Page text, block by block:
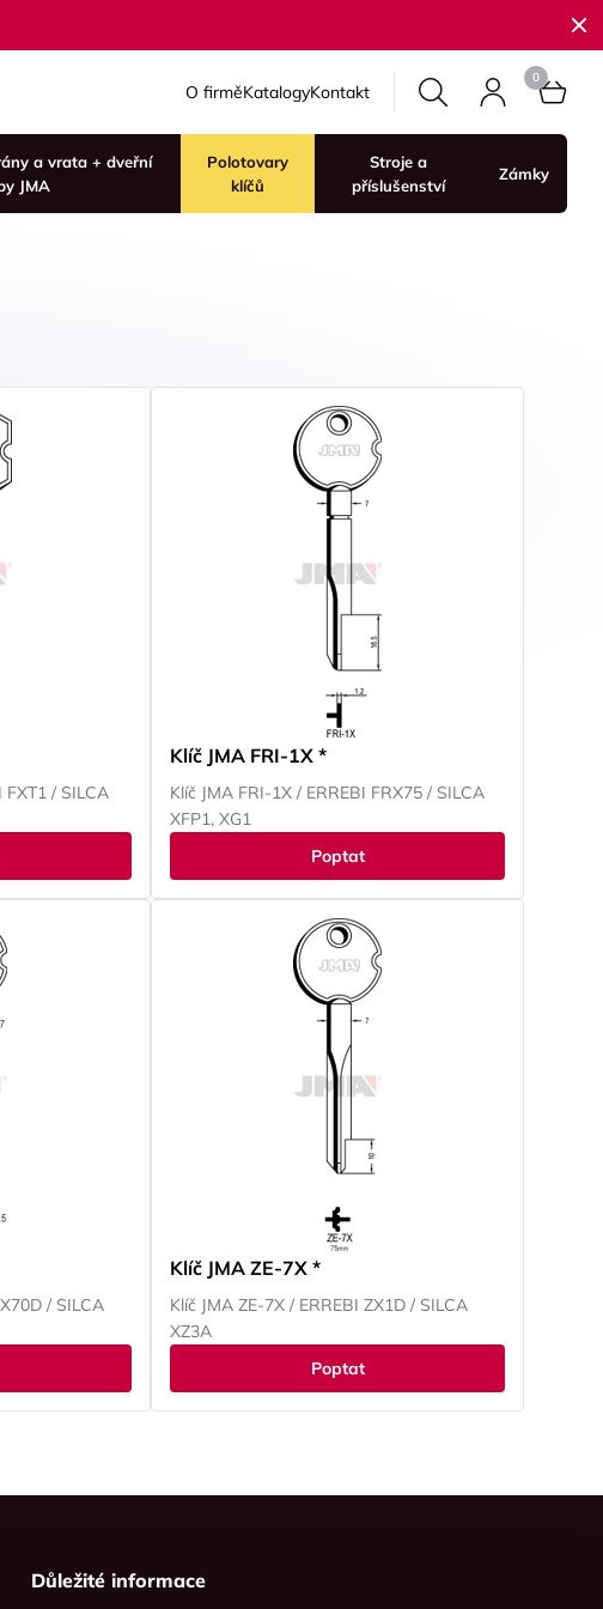
O firměKatalogyKontakt
a vrata + dveřní
JMA
Polotovary
klíčů
Stroje a
příslušenství
Zámky
FXT1 / SILCA
Klíč JMA FRI-1X *
Klíč JMA FRI-1X / ERREBI FRX75 / SILCA
XFP1, XG1
Poptat
/ SILCA
Klíč JMA ZE-7X *
Klíč JMA ZE-7X / ERREBI ZX1D / SILCA
XZ3A
Poptat
Důležité informace